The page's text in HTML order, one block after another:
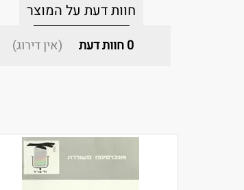
חוות דעת על המוצר
0חוות דעת (אין דירוג)